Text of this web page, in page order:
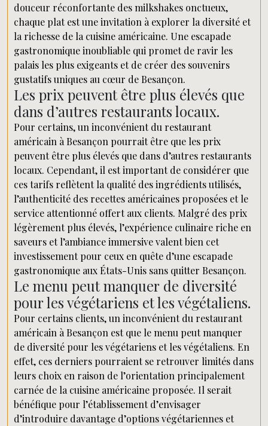
douceur réconfortante des milkshakes onctueux,
chaque plat est une invitation à explorer la diversité et
la richesse de la cuisine américaine. Une escapade
gastronomique inoubliable qui promet de ravir les
palais les plus exigeants et de créer des souvenirs
gustatifs uniques au cœur de Besançon.
Les prix peuvent être plus élevés que
dans d’autres restaurants locaux.
Pour certains, un inconvénient du restaurant
américain à Besançon pourrait être que les prix
peuvent être plus élevés que dans d’autres restaurants
locaux. Cependant, il est important de considérer que
ces tarifs reflètent la qualité des ingrédients utilisés,
l’authenticité des recettes américaines proposées et le
service attentionné offert aux clients. Malgré des prix
légèrement plus élevés, l’expérience culinaire riche en
saveurs et l’ambiance immersive valent bien cet
investissement pour ceux en quête d’une escapade
gastronomique aux États-Unis sans quitter Besançon.
Le menu peut manquer de diversité
pour les végétariens et les végétaliens.
Pour certains clients, un inconvénient du restaurant
américain à Besançon est que le menu peut manquer
de diversité pour les végétariens et les végétaliens. En
effet, ces derniers pourraient se retrouver limités dans
leurs choix en raison de l’orientation principalement
carnée de la cuisine américaine proposée. Il serait
bénéfique pour l’établissement d’envisager
d’introduire davantage d’options végétariennes et